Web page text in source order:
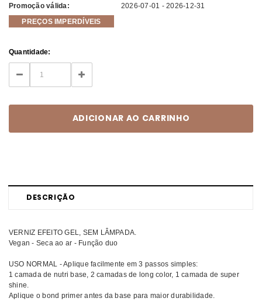
Promoção válida:
2026-07-01 - 2026-12-31
PREÇOS IMPERDÍVEIS
Current
Stock:
Quantidade:
DECREASE
QUANTITY:
INCREASE
QUANTITY:
DESCRIÇÃO
VERNIZ EFEITO GEL, SEM LÂMPADA.
Vegan - Seca ao ar - Função duo
USO NORMAL - Aplique facilmente em 3 passos simples:
1 camada de nutri base, 2 camadas de long color, 1 camada de super
shine.
Aplique o bond primer antes da base para maior durabilidade.